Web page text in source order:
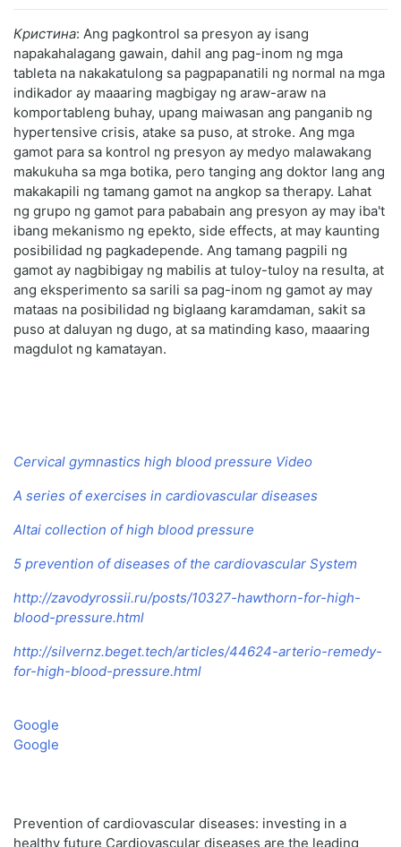
Кристина: Ang pagkontrol sa presyon ay isang
napakahalagang gawain, dahil ang pag-inom ng mga
tableta na nakakatulong sa pagpapanatili ng normal na mga
indikador ay maaaring magbigay ng araw-araw na
komportableng buhay, upang maiwasan ang panganib ng
hypertensive crisis, atake sa puso, at stroke. Ang mga
gamot para sa kontrol ng presyon ay medyo malawakang
makukuha sa mga botika, pero tanging ang doktor lang ang
makakapili ng tamang gamot na angkop sa therapy. Lahat
ng grupo ng gamot para pababain ang presyon ay may iba't
ibang mekanismo ng epekto, side effects, at may kaunting
posibilidad ng pagkadepende. Ang tamang pagpili ng
gamot ay nagbibigay ng mabilis at tuloy-tuloy na resulta, at
ang eksperimento sa sarili sa pag-inom ng gamot ay may
mataas na posibilidad ng biglaang karamdaman, sakit sa
puso at daluyan ng dugo, at sa matinding kaso, maaaring
magdulot ng kamatayan.
Cervical gymnastics high blood pressure Video
A series of exercises in cardiovascular diseases
Altai collection of high blood pressure
5 prevention of diseases of the cardiovascular System
http://zavodyrossii.ru/posts/10327-hawthorn-for-high-
blood-pressure.html
http://silvernz.beget.tech/articles/44624-arterio-remedy-
for-high-blood-pressure.html
Google
Google
Prevention of cardiovascular diseases: investing in a
healthy future Cardiovascular diseases are the leading